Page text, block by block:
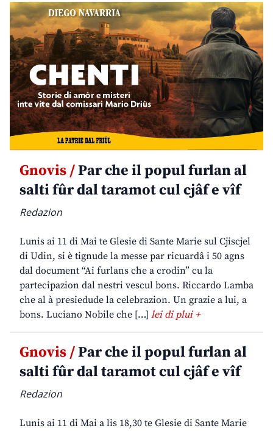
Gnovis /Par che il popul furlan al
salti fûr dal taramot cul cjâf e vîf
Redazion
Lunis ai 11 di Mai te Glesie di Sante Marie sul Cjiscjel
di Udin, si è tignude la messe par ricuardâ i 50 agns
dal document “Ai furlans che a crodin” cu la
partecipazion dal nestri vescul bons. Riccardo Lamba
che al à presiedude la celebrazion. Un grazie a lui, a
bons. Luciano Nobile che […] lei di plui +
Gnovis /Par che il popul furlan al
salti fûr dal taramot cul cjâf e vîf
Redazion
Lunis ai 11 di Mai a lis 18,30 te Glesie di Sante Marie